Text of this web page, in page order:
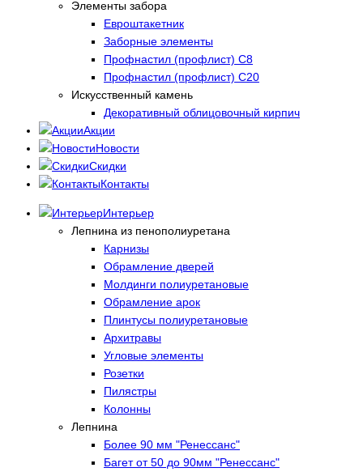
Элементы забора
Евроштакетник
Заборные элементы
Профнастил (профлист) С8
Профнастил (профлист) С20
Искусственный камень
Декоративный облицовочный кирпич
Акции
Новости
Скидки
Контакты
Интерьер
Лепнина из пенополиуретана
Карнизы
Обрамление дверей
Молдинги полиуретановые
Обрамление арок
Плинтусы полиуретановые
Архитравы
Угловые элементы
Розетки
Пилястры
Колонны
Лепнина
Более 90 мм "Ренессанс"
Багет от 50 до 90мм "Ренессанс"